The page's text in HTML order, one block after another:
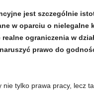
jest szczególnie
w oparciu o nielegalne
ograniczenia w
prawo do
nie tylko prawa pracy, lecz